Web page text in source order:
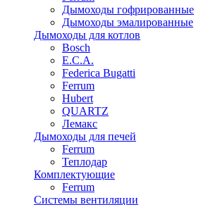
Дымоходы гофрированные
Дымоходы эмалированные
Дымоходы для котлов
Bosch
E.C.A.
Federica Bugatti
Ferrum
Hubert
QUARTZ
Лемакс
Дымоходы для печей
Ferrum
Теплодар
Комплектующие
Ferrum
Системы вентиляции